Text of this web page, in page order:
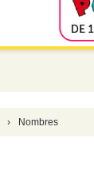
› Nombres